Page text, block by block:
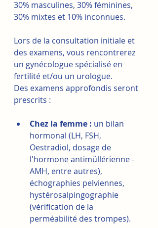
30% masculines, 30% féminines,
30% mixtes et 10% inconnues.
Lors de la consultation initiale et
des examens, vous rencontrerez
un gynécologue spécialisé en
fertilité et/ou un urologue.
Des examens approfondis seront
prescrits :
Chez la femme : un bilan
hormonal (LH, FSH,
Oestradiol, dosage de
l'hormone antimüllérienne -
AMH, entre autres),
échographies pelviennes,
hystérosalpingographie
(vérification de la
perméabilité des trompes).